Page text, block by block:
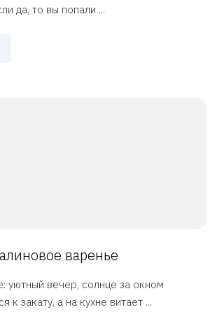
да, то вы попали ...
варенье
уютный вечер, солнце за окном
к закату, а на кухне витает ...